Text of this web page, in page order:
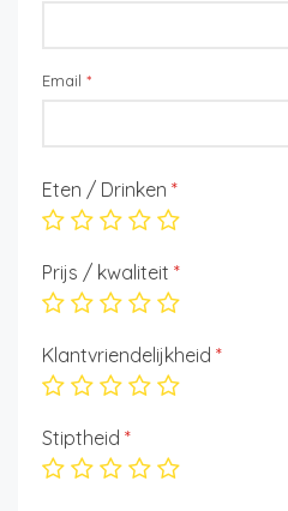
Email *
Eten / Drinken *
Prijs / kwaliteit *
Klantvriendelijkheid *
Stiptheid *